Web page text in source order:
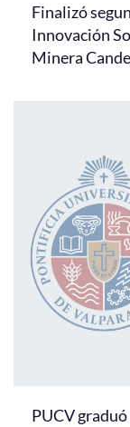
Finalizó
Innovación
Minera
PUCV